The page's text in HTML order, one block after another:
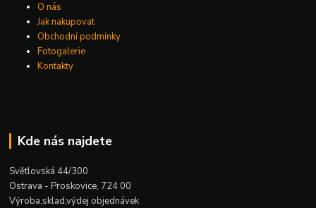
O nás
Jak nakupovat
Obchodní podmínky
Fotogalerie
Kontakty
Kde nás najdete
Světlovská 44/300
Ostrava - Proskovice, 724 00
Výroba,sklad,výdej objednávek